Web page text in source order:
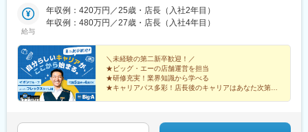
在地】東京都、埼玉県、千葉県、神奈川県、茨城県※詳細は、ホー
ムページにてチェックいただけます！★当社の店舗展開は1都4県
転勤はありません。★転居を伴う異動の有無（社員区分）は、お
選びいただけます。最初の配属店舗は、あなたの希望を最大限考
慮して決定します。
給与
年収例：420万円／25歳・店長（入社2年目）
年収例：480万円／27歳・店長（入社4年目）
＼未経験の第二新卒歓迎！／
★ビッグ・エーの店舗運営を担当
★研修充実！業界知識から学べる
★キャリアパス多彩！店長後のキャリアはあなた次第